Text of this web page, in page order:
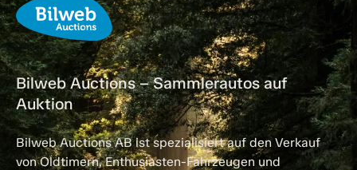
Bilweb Auctions – Sammlerautos auf
Auktion
Bilweb Auctions AB ist spezialisiert auf den Verkauf
von Oldtimern, Enthusiasten-Fahrzeugen und